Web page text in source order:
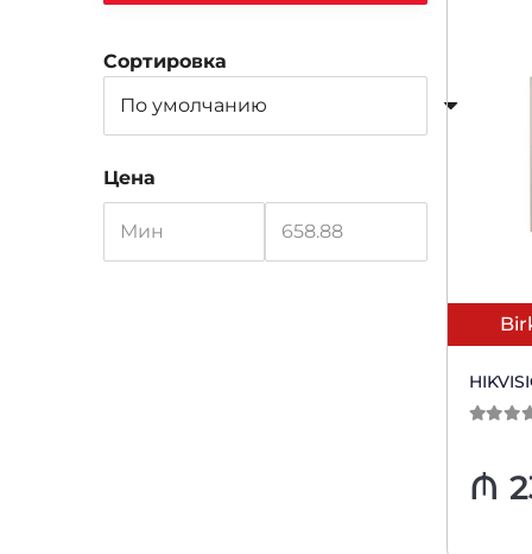
Сортировка
Цена
₼